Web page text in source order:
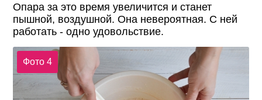
Опара за это время увеличится и станет
пышной, воздушной. Она невероятная. С ней
работать - одно удовольствие.
Фото 4